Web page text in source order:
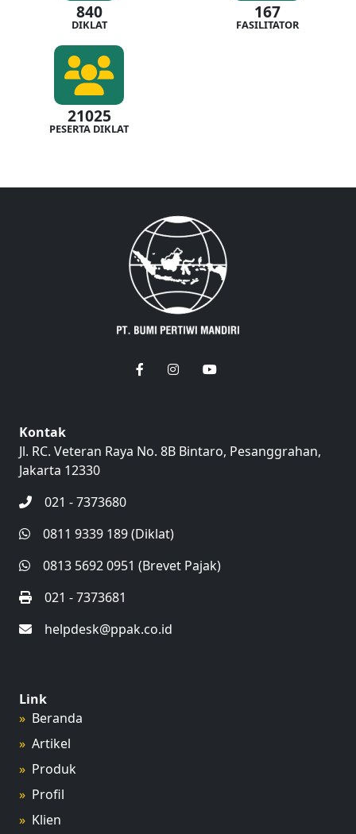
840
DIKLAT
167
FASILITATOR
21025
PESERTA DIKLAT
Kontak
Jl. RC. Veteran Raya No. 8B Bintaro, Pesanggrahan,
Jakarta 12330
021 - 7373680
0811 9339 189 (Diklat)
0813 5692 0951 (Brevet Pajak)
021 - 7373681
helpdesk@ppak.co.id
Link
Beranda
Artikel
Produk
Profil
Klien